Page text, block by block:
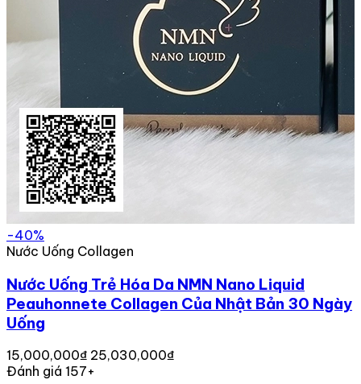
-40%
Nước Uống Collagen
Nước Uống Trẻ Hóa Da NMN Nano Liquid
Peauhonnete Collagen Của Nhật Bản 30 Ngày
Uống
15,000,000₫ 25,030,000₫
Đánh giá 157+